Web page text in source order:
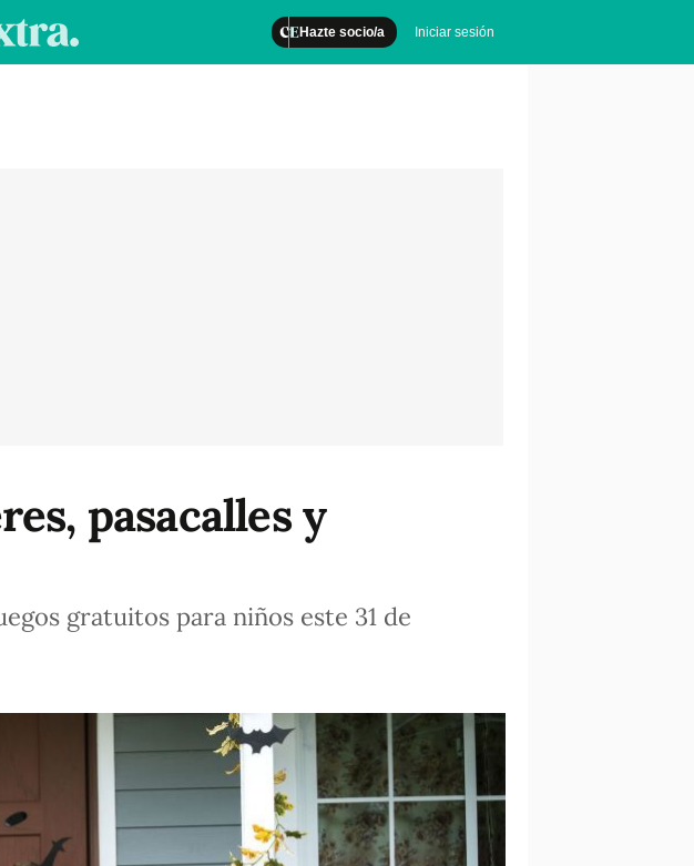
Hazte socio/a Iniciar sesión
pasacalles y
gratuitos para niños este 31 de